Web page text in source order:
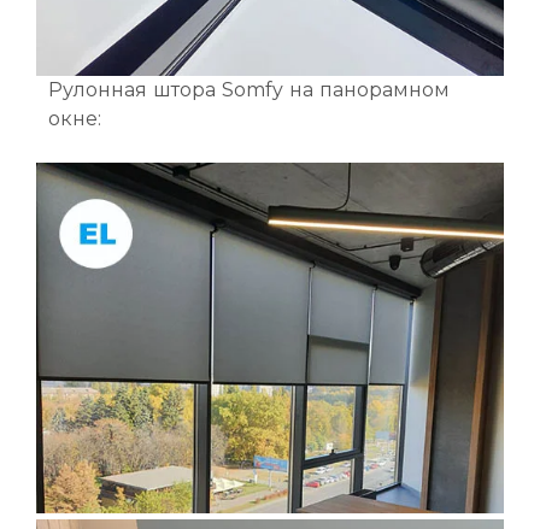
Рулонная штора Somfy на панорамном
окне: